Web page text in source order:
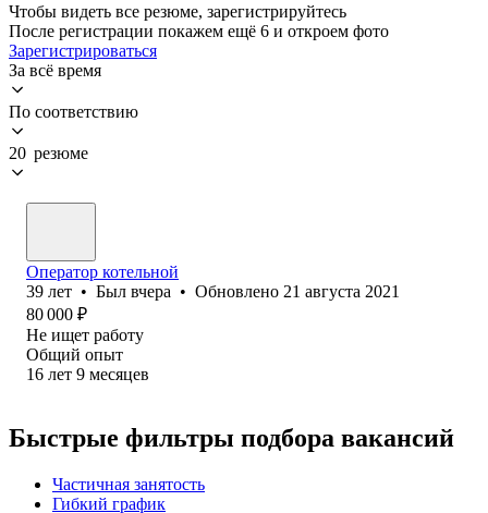
Чтобы видеть все резюме, зарегистрируйтесь
После регистрации покажем ещё 6 и откроем фото
Зарегистрироваться
За всё время
По соответствию
20 резюме
Оператор котельной
39 лет • Был вчера • Обновлено 21 августа 2021
80 000 ₽
Не ищет работу
Общий опыт
16 лет 9 месяцев
Быстрые фильтры подбора вакансий
Частичная занятость
Гибкий график